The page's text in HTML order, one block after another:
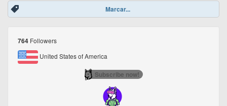
Marcar...
764 Followers
United States of America
Subscribe now!